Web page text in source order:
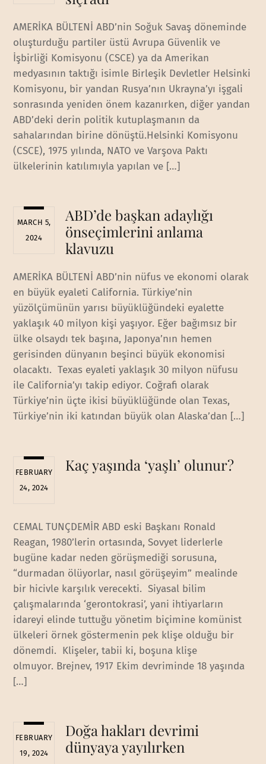
AMERİKA BÜLTENİ ABD’nin Soğuk Savaş döneminde
oluşturduğu partiler üstü Avrupa Güvenlik ve
İşbirliği Komisyonu (CSCE) ya da Amerikan
medyasının taktığı isimle Birleşik Devletler Helsinki
Komisyonu, bir yandan Rusya’nın Ukrayna’yı işgali
sonrasında yeniden önem kazanırken, diğer yandan
ABD’deki derin politik kutuplaşmanın da
sahalarından birine dönüştü.Helsinki Komisyonu
(CSCE), 1975 yılında, NATO ve Varşova Paktı
ülkelerinin katılımıyla yapılan ve […]
MARCH 5,
2024
ABD’de başkan adaylığı
önseçimlerini anlama
klavuzu
AMERİKA BÜLTENİ ABD’nin nüfus ve ekonomi olarak
en büyük eyaleti California. Türkiye’nin
yüzölçümünün yarısı büyüklüğündeki eyalette
yaklaşık 40 milyon kişi yaşıyor. Eğer bağımsız bir
ülke olsaydı tek başına, Japonya’nın hemen
gerisinden dünyanın beşinci büyük ekonomisi
olacaktı. Texas eyaleti yaklaşık 30 milyon nüfusu
ile California’yı takip ediyor. Coğrafi olarak
Türkiye’nin üçte ikisi büyüklüğünde olan Texas,
Türkiye’nin iki katından büyük olan Alaska’dan […]
FEBRUARY
24, 2024
Kaç yaşında ‘yaşlı’ olunur?
CEMAL TUNÇDEMİR ABD eski Başkanı Ronald
Reagan, 1980’lerin ortasında, Sovyet liderlerle
bugüne kadar neden görüşmediği sorusuna,
“durmadan ölüyorlar, nasıl görüşeyim” mealinde
bir hicivle karşılık verecekti. Siyasal bilim
çalışmalarında ‘gerontokrasi’, yani ihtiyarların
idareyi elinde tuttuğu yönetim biçimine komünist
ülkeleri örnek göstermenin pek klişe olduğu bir
dönemdi. Klişeler, tabii ki, boşuna klişe
olmuyor. Brejnev, 1917 Ekim devriminde 18 yaşında
[…]
FEBRUARY
19, 2024
Doğa hakları devrimi
dünyaya yayılırken